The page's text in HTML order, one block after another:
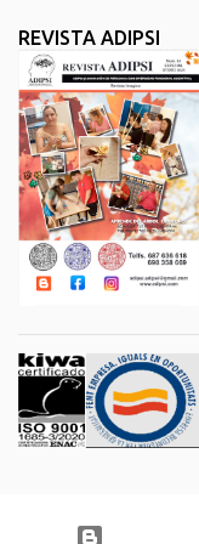
REVISTA ADIPSI